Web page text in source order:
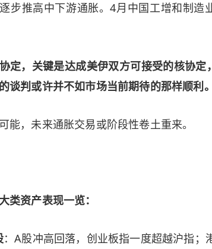
步推高中下游通胀。4月中国工增和制造
定，关键是达成美伊双方可接受的核协
谈判或许并不如市场当前期待的那样顺利。
能，未来通胀交易或阶段性卷土重来。
类资产表现一览：
：A股冲高回落，创业板指一度超越沪指；